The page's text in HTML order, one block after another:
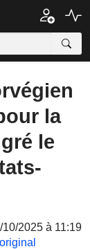
la
le
2025 à 11:19